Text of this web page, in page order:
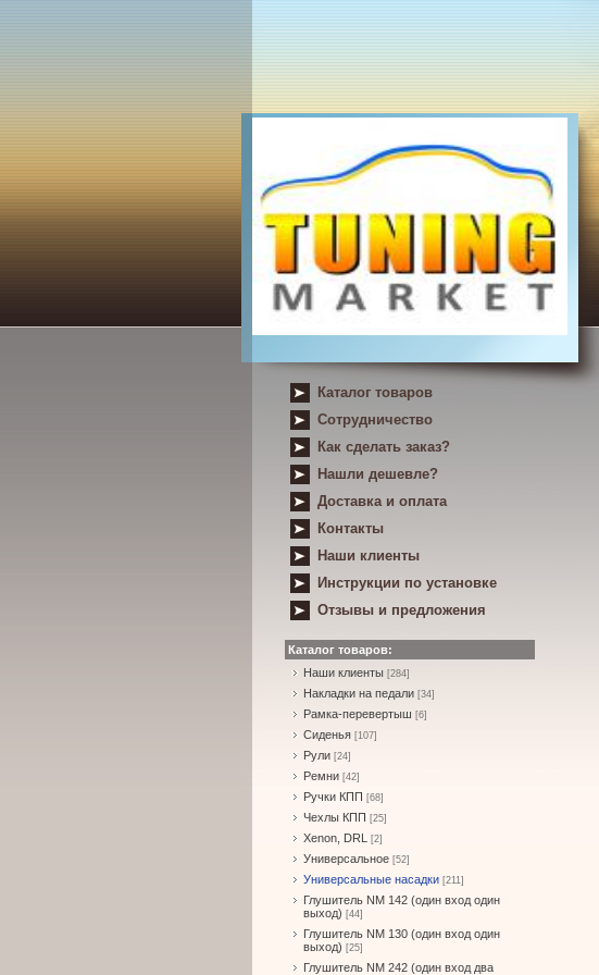
Каталог товаров
Сотрудничество
Как сделать заказ?
Нашли дешевле?
Доставка и оплата
Контакты
Наши клиенты
Инструкции по установке
Отзывы и предложения
Каталог товаров:
Наши клиенты [284]
Накладки на педали [34]
Рамка-перевертыш [6]
Сиденья [107]
Рули [24]
Ремни [42]
Ручки КПП [68]
Чехлы КПП [25]
Xenon, DRL [2]
Универсальное [52]
Универсальные насадки [211]
Глушитель NM 142 (один вход один
выход) [44]
Глушитель NM 130 (один вход один
выход) [25]
Глушитель NM 242 (один вход два